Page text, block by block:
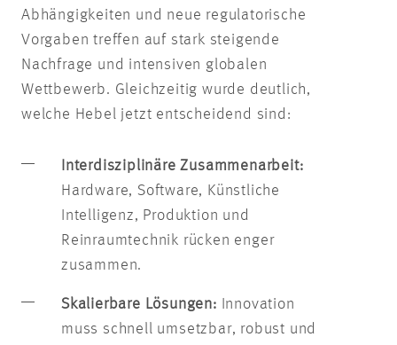
Abhängigkeiten und neue regulatorische
Vorgaben treffen auf stark steigende
Nachfrage und intensiven globalen
Wettbewerb. Gleichzeitig wurde deutlich,
welche Hebel jetzt entscheidend sind:
Interdisziplinäre Zusammenarbeit:
Hardware, Software, Künstliche
Intelligenz, Produktion und
Reinraumtechnik rücken enger
zusammen.
Skalierbare Lösungen:
Innovation
muss schnell umsetzbar, robust und